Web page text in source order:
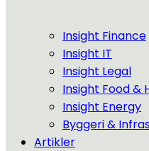
Insight Finance
Insight IT
Insight Legal
Insight Food &
Insight Energy
Byggeri &
Artikler